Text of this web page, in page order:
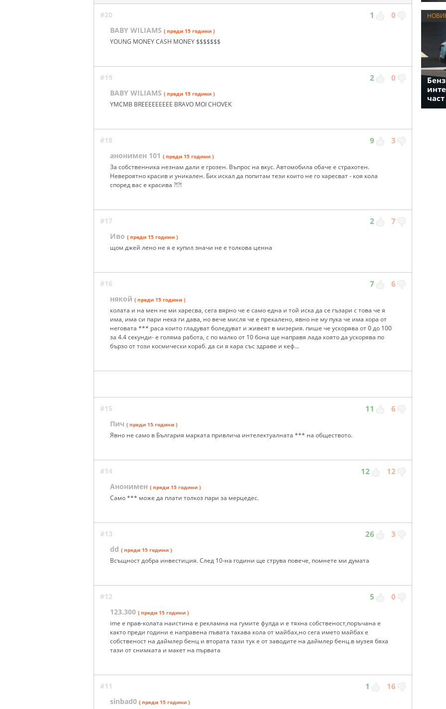
#20 1 0
BABY WILIAMS ( преди 15 години )
YOUNG MONEY CASH MONEY $$$$$$$
#19 2 0
BABY WILIAMS ( преди 15 години )
YMCMB BREEEEEEEEE BRAVO MOI CHOVEK
#18 9 3
анонимен 101 ( преди 15 години )
За собственника незнам дали е грозен. Въпрос на вкус. Автомобила обаче е страхотен.
Невероятно красив и уникален. Бих искал да попитам тези които не го харесват - коя кола
според вас е красива ?!?!
#17 2 7
Иво ( преди 15 години )
щом джей лено не я е купил значи не е толкова ценна
#16 7 6
някой ( преди 15 години )
колата и на мен не ми харесва, сега вярно че е само една и той иска да се гъзари с това че я
има, има си пари нека ги дава, но вече мисля че е прекалено, явно не му пука че има хора от
неговата *** раса които гладуват боледуват и живеят в мизерия. пише че ускорява от 0 до 100
за 4.4 секунди- е голяма работа, с по малко от 10 бона ще направя лада която да ускорява по
бързо от този космически кораб. да си я кара със здраве и кеф...
#15 11 6
Пич ( преди 15 години )
Явно не само в България марката привлича интелектуалната *** на обществото.
#14 12 12
Анонимен ( преди 15 години )
Само *** може да плати толкоз пари за мерцедес.
#13 26 3
dd ( преди 15 години )
Всъщност добра инвестиция. След 10-на години ще струва повече, помнете ми думата
#12 5 0
123.300 ( преди 15 години )
ime е прав-колата наистина е рекламна на гумите фулда и е тяхна собственост,поръчана е
както преди години е направена пъвата такава кола от майбах,но сега името майбах е
собственост на даймлер бенц и втората тази тук е от заводите на даймлер бенц.в музея бяха
тази от снимката и макет на първата
#11 1 16
sinbad0 ( преди 15 години )
част